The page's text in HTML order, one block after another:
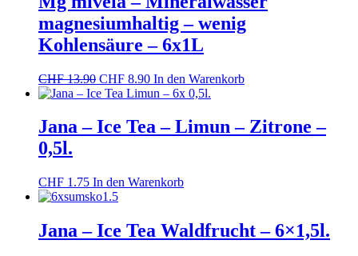
magnesiumhaltig – wenig
Kohlensäure – 6x1L
CHF13.90 Ursprünglicher
Preis
CHF 13.90
CHF 8.90Aktueller
Preis
CHF 8.90.
In den Warenkorb
Jana – Ice Tea – Limun – Zitrone –
0,5l.
CHF 1.75 In den Warenkorb
Jana – Ice Tea Waldfrucht – 6×1,5l.